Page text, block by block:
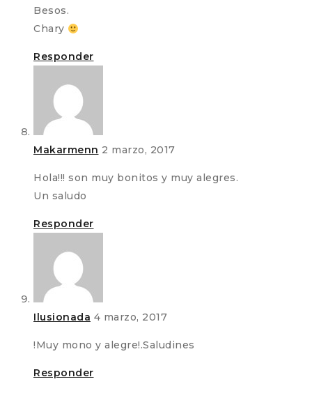
Besos.
Chary
Responder
Makarmenn 2 marzo, 2017
Hola!!! son muy bonitos y muy alegres.
Un saludo
Responder
Ilusionada 4 marzo, 2017
!Muy mono y alegre!.Saludines
Responder